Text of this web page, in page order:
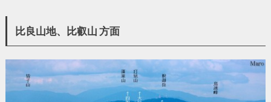
比良山地、比叡山 方面